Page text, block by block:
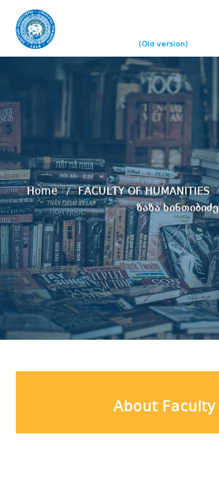
(Old version)
Home FACULTY OF HUMANITIES
ზაზა ხინთიბიძე
About Faculty